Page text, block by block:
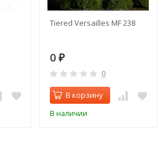
Tiered Versailles MF 238
0 ₽
0
В корзину
В наличии